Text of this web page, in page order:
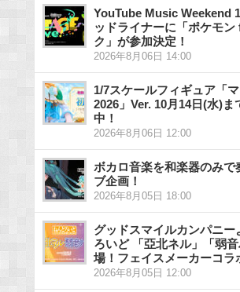
YouTube Music Weekend
ッドライナーに「ポケモン
ク」が参加決定！
2026年8月06日 14:00
1/7スケールフィギュア「
2026」Ver. 10月14日(水)ま
中！
2026年8月06日 12:00
ボカロ音楽を和楽器のみで
ブ企画！
2026年8月05日 18:00
グッドスマイルカンパニー
ろいど 「亞北ネル」「弱
場！フェイスメーカーコラ
2026年8月05日 12:00